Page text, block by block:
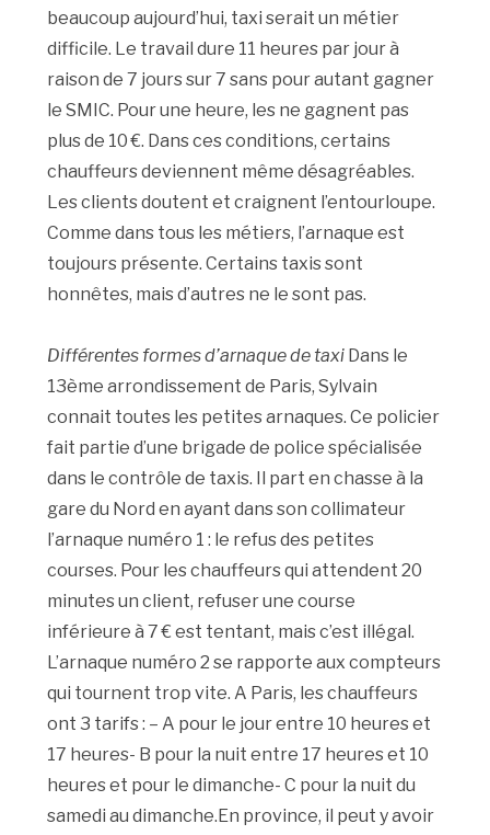
beaucoup aujourd’hui, taxi serait un métier
difficile. Le travail dure 11 heures par jour à
raison de 7 jours sur 7 sans pour autant gagner
le SMIC. Pour une heure, les ne gagnent pas
plus de 10 €. Dans ces conditions, certains
chauffeurs deviennent même désagréables.
Les clients doutent et craignent l’entourloupe.
Comme dans tous les métiers, l’arnaque est
toujours présente. Certains taxis sont
honnêtes, mais d’autres ne le sont pas.
Différentes formes d’arnaque de taxi Dans le
13ème arrondissement de Paris, Sylvain
connait toutes les petites arnaques. Ce policier
fait partie d’une brigade de police spécialisée
dans le contrôle de taxis. Il part en chasse à la
gare du Nord en ayant dans son collimateur
l’arnaque numéro 1 : le refus des petites
courses. Pour les chauffeurs qui attendent 20
minutes un client, refuser une course
inférieure à 7 € est tentant, mais c’est illégal.
L’arnaque numéro 2 se rapporte aux compteurs
qui tournent trop vite. A Paris, les chauffeurs
ont 3 tarifs : – A pour le jour entre 10 heures et
17 heures- B pour la nuit entre 17 heures et 10
heures et pour le dimanche- C pour la nuit du
samedi au dimanche.En province, il peut y avoir